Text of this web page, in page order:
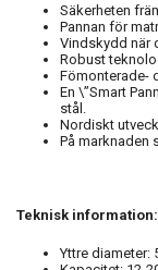
Säkerheten
Pannan för
Vindskydd när
Robust
Fömonterade-
En \”Smart
stål.
Nordiskt
På marknaden
Teknisk information:
Yttre diameter: